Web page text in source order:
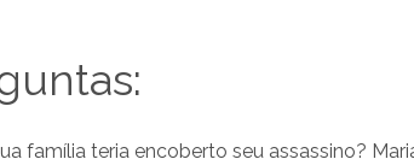
família teria encoberto seu assassino?